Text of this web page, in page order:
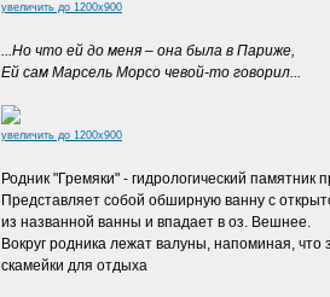
увеличить до 1200x900
...Но что ей до меня – она была в Париже,
Ей сам Марсель Морсо чевой-то говорил...
увеличить до 1200x900
Родник "Гремяки" - гидрологический памятник
Представляет собой обширную ванну с
из названной ванны и впадает в оз. Вешнее.
Вокруг родника лежат валуны, напоминая,
скамейки для отдыха